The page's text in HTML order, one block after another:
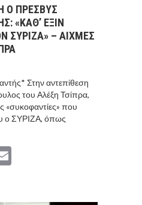
Ο ΠΡΕΣΒΥΣ
«ΚΑΘ’ ΕΞΙΝ
ΣΥΡΙΖΑ» – ΑΙΧΜΕΣ
Στην αντεπίθεση
του Αλέξη Τσίπρα,
«συκοφαντίες» που
ο ΣΥΡΙΖΑ, όπως